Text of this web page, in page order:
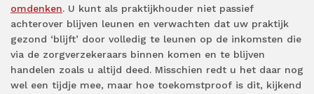
omdenken. U kunt als praktijkhouder niet passief
achterover blijven leunen en verwachten dat uw praktijk
gezond ‘blijft’ door volledig te leunen op de inkomsten die
via de zorgverzekeraars binnen komen en te blijven
handelen zoals u altijd deed. Misschien redt u het daar nog
wel een tijdje mee, maar hoe toekomstproof is dit, kijkend